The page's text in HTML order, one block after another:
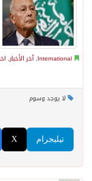
International
, آخر الأخبار,
لا يوجد وسوم
X تيليجرام